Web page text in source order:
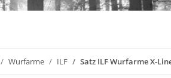
Wurfarme ILF Satz ILF Wurfarme X-